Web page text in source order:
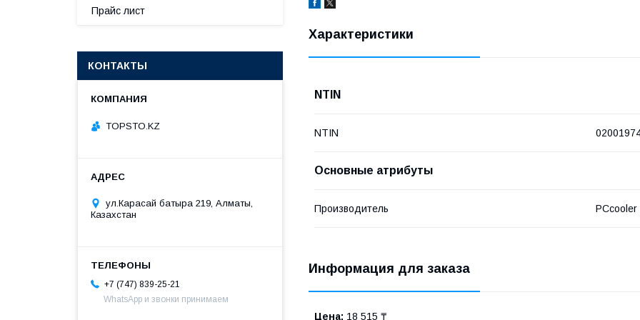
Характеристики
NTIN
NTIN
Основные атрибуты
Производитель PCcooler
Информация для заказа
Цена: 18 515 ₸
Прайс лист
КОНТАКТЫ
TOPSTO.KZ
ул.Карасай батыра 219, Алматы,
Казахстан
+7 (747) 839-25-21
WhatsApp и звонки принимаем